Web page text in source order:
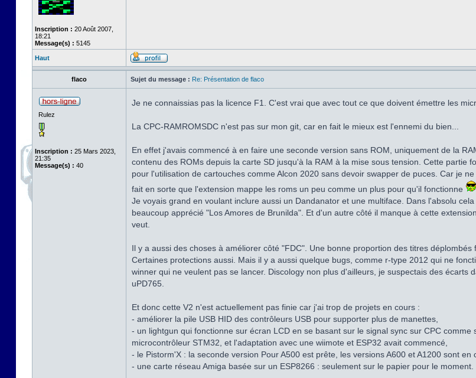
Inscription : 20 Août 2007,
18:21
Message(s) : 5145
Haut
flaco Sujet du message : Re: Présentation de flaco
Rulez
Inscription : 25 Mars 2023,
21:35
Message(s) : 40
Je ne connaissias pas la licence F1. C'est vrai que avec tout ce que doivent émettre les
La CPC-RAMROMSDC n'est pas sur mon git, car en fait le mieux est l'ennemi du bien...
En effet j'avais commencé à en faire une seconde version sans ROM, uniquement de la
contenu des ROMs depuis la carte SD jusqu'à la RAM à la mise sous tension. Cette
pour l'utilisation de cartouches comme Alcon 2020 sans devoir swapper de puces. Car je
fait en sorte que l'extension mappe les roms un peu comme un plus pour qu'il fonctionne
Je voyais grand en voulant inclure aussi un Dandanator et une multiface. Dans l'absolu
beaucoup apprécié "Los Amores de Brunilda". Et d'un autre côté il manque à cette
veut.
Il y a aussi des choses à améliorer côté "FDC". Une bonne proportion des titres
Certaines protections aussi. Mais il y a aussi quelque bugs, comme r-type 2012 qui ne
winner qui ne veulent pas se lancer. Discology non plus d'ailleurs, je suspectais des
uPD765.
Et donc cette V2 n'est actuellement pas finie car j'ai trop de projets en cours :
- améliorer la pile USB HID des contrôleurs USB pour supporter plus de manettes,
- un lightgun qui fonctionne sur écran LCD en se basant sur le signal sync sur CPC
microcontrôleur STM32, et l'adaptation avec une wiimote et ESP32 avait commencé,
- le Pistorm'X : la seconde version Pour A500 est prête, les versions A600 et A1200 sont en
- une carte réseau Amiga basée sur un ESP8266 : seulement sur le papier pour le moment.